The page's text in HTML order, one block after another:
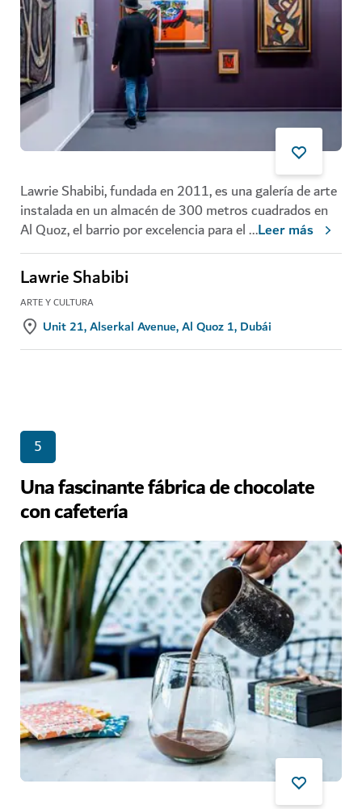
Lawrie Shabibi, fundada en 2011, es una galería de arte
instalada en un almacén de 300 metros cuadrados en
Al Quoz, el barrio por excelencia para el...Leer más
Lawrie Shabibi
ARTE Y CULTURA
Unit 21, Alserkal Avenue, Al Quoz 1, Dubái
5
Una fascinante fábrica de chocolate
con cafetería